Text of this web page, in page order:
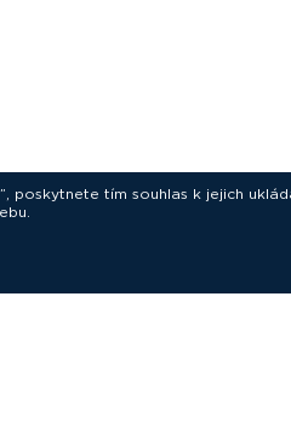
poskytnete tím souhlas k jejich